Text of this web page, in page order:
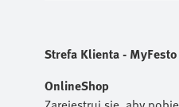
Strefa Klienta - MyFesto
OnlineShop